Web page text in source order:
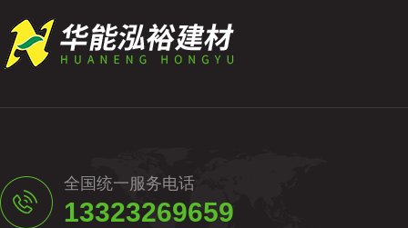
全国统一服务电话
13323269659